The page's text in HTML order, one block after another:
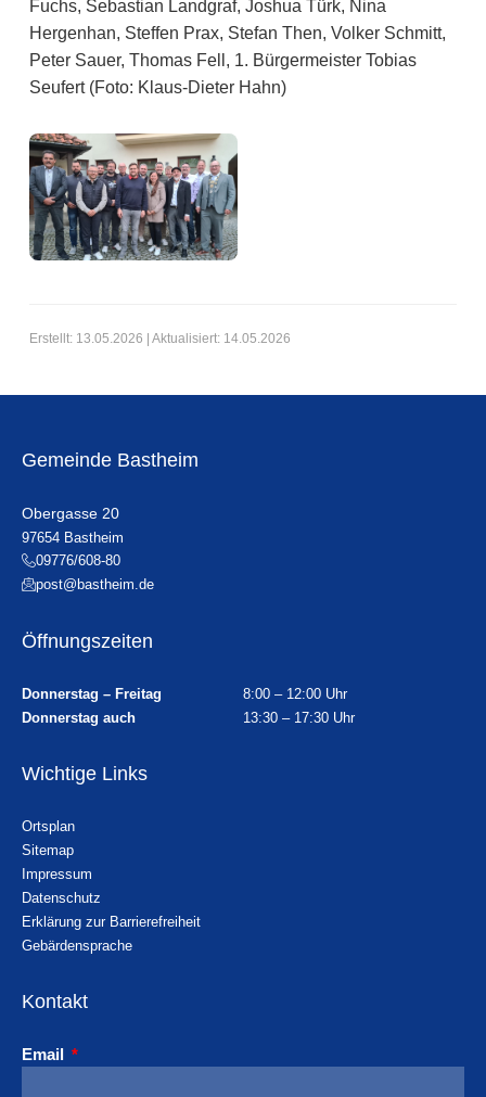
Fuchs, Sebastian Landgraf, Joshua Türk, Nina
Hergenhan, Steffen Prax, Stefan Then, Volker Schmitt,
Peter Sauer, Thomas Fell, 1. Bürgermeister Tobias
Seufert (Foto: Klaus-Dieter Hahn)
Erstellt: 13.05.2026 | Aktualisiert: 14.05.2026
Gemeinde Bastheim
Obergasse 20
97654 Bastheim
09776/608-80
post@bastheim.de
Öffnungszeiten
Donnerstag – Freitag
8:00 – 12:00 Uhr
Donnerstag auch
13:30 – 17:30 Uhr
Wichtige Links
Ortsplan
Sitemap
Impressum
Datenschutz
Erklärung zur Barrierefreiheit
Gebärdensprache
Kontakt
Email